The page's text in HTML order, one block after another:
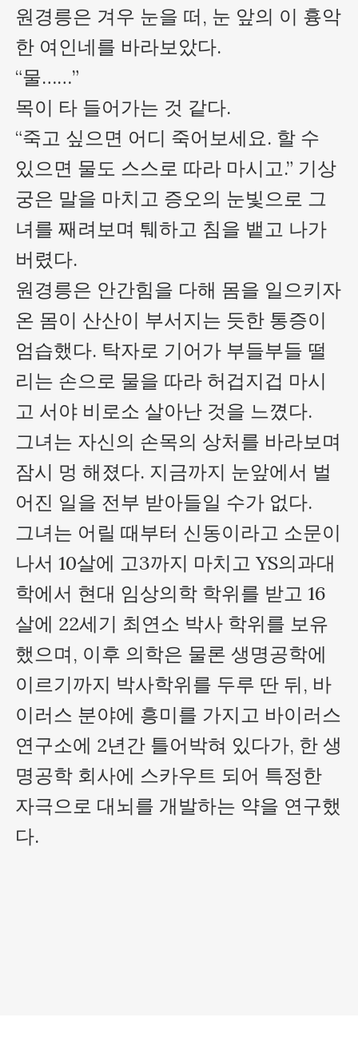
원경릉은 겨우 눈을 떠, 눈 앞의 이 흉악
한 여인네를 바라보았다.
“물……”
목이 타 들어가는 것 같다.
“죽고 싶으면 어디 죽어보세요. 할 수
있으면 물도 스스로 따라 마시고.” 기상
궁은 말을 마치고 증오의 눈빛으로 그
녀를 째려보며 퉤하고 침을 뱉고 나가
버렸다.
원경릉은 안간힘을 다해 몸을 일으키자
온 몸이 산산이 부서지는 듯한 통증이
엄습했다. 탁자로 기어가 부들부들 떨
리는 손으로 물을 따라 허겁지겁 마시
고 서야 비로소 살아난 것을 느꼈다.
그녀는 자신의 손목의 상처를 바라보며
잠시 멍 해졌다. 지금까지 눈앞에서 벌
어진 일을 전부 받아들일 수가 없다.
그녀는 어릴 때부터 신동이라고 소문이
나서 10살에 고3까지 마치고 YS의과대
학에서 현대 임상의학 학위를 받고 16
살에 22세기 최연소 박사 학위를 보유
했으며, 이후 의학은 물론 생명공학에
이르기까지 박사학위를 두루 딴 뒤, 바
이러스 분야에 흥미를 가지고 바이러스
연구소에 2년간 틀어박혀 있다가, 한 생
명공학 회사에 스카우트 되어 특정한
자극으로 대뇌를 개발하는 약을 연구했
다.